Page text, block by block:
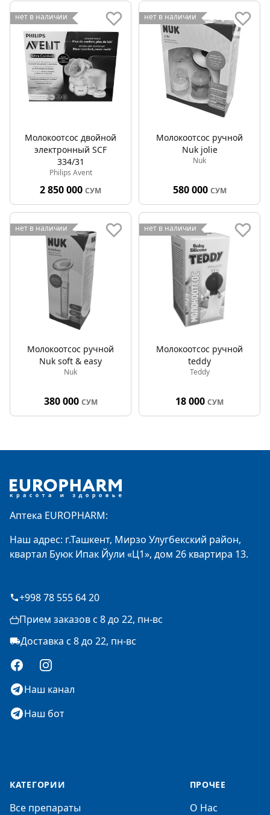
нет в наличии
Молокоотсос двойной
электронный SCF
334/31
Philips Avent
2 850 000 СУМ
нет в наличии
Молокоотсос ручной
Nuk jolie
Nuk
580 000 СУМ
нет в наличии
Молокоотсос ручной
Nuk soft & easy
Nuk
380 000 СУМ
нет в наличии
Молокоотсос ручной
teddy
Teddy
18 000 СУМ
Аптека EUROPHARM:
Наш адрес: г.Ташкент, Мирзо Улугбекский район,
квартал Буюк Ипак Йули «Ц1», дом 26 квартира 13.
+998 78 555 64 20
Прием заказов с 8 до 22, пн-вс
Доставка с 8 до 22, пн-вс
FacebookInstagram
Наш канал
Наш бот
КАТЕГОРИИ
Все препараты
ПРОЧЕЕ
О Нас